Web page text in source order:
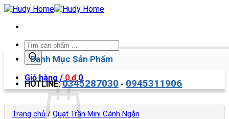
Bỏ
Tìm
kiếm
sản
phẩm
Giỏ hàng /0₫ 0
Danh Mục Sản Phẩm
HOTLINE:0345287030 - 0945311906
Trang chủ / Quạt Trần Mini Cánh Ngắn